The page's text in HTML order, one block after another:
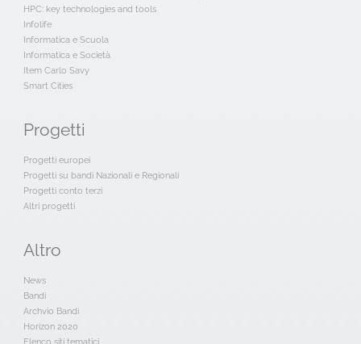
HPC: key technologies and tools
Infolife
Informatica e Scuola
Informatica e Società
Item Carlo Savy
Smart Cities
Progetti
Progetti europei
Progetti su bandi Nazionali e Regionali
Progetti conto terzi
Altri progetti
Altro
News
Bandi
Archvio Bandi
Horizon 2020
Elenco siti tematici